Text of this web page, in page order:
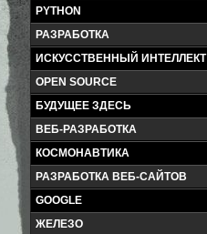
PYTHON
РАЗРАБОТКА
ИСКУССТВЕННЫЙ ИНТЕЛЛЕКТ
OPEN SOURCE
БУДУЩЕЕ ЗДЕСЬ
ВЕБ-РАЗРАБОТКА
КОСМОНАВТИКА
РАЗРАБОТКА ВЕБ-САЙТОВ
GOOGLE
ЖЕЛЕЗО